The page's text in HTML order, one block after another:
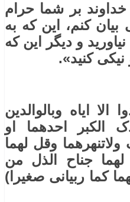
خداوند بر شما حرام
کنم، این که به
و دیگر این که
کنید».
ایاه وبالوالدین
الکبر احدهما او
وقل لهما
جناح الذل من
کما ربیانی صغیرا)